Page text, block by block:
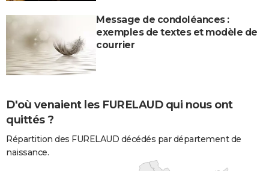
Message de condoléances :
exemples de textes et modèle de
courrier
D'où venaient les FURELAUD qui nous ont
quittés ?
Répartition des FURELAUD décédés par département de
naissance.